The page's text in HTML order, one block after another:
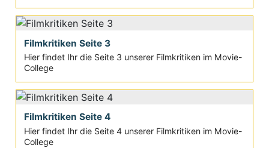
Filmkritiken Seite 3
Hier findet Ihr die Seite 3 unserer Filmkritiken im Movie-
College
Filmkritiken Seite 4
Hier findet Ihr die Seite 4 unserer Filmkritiken im Movie-
College